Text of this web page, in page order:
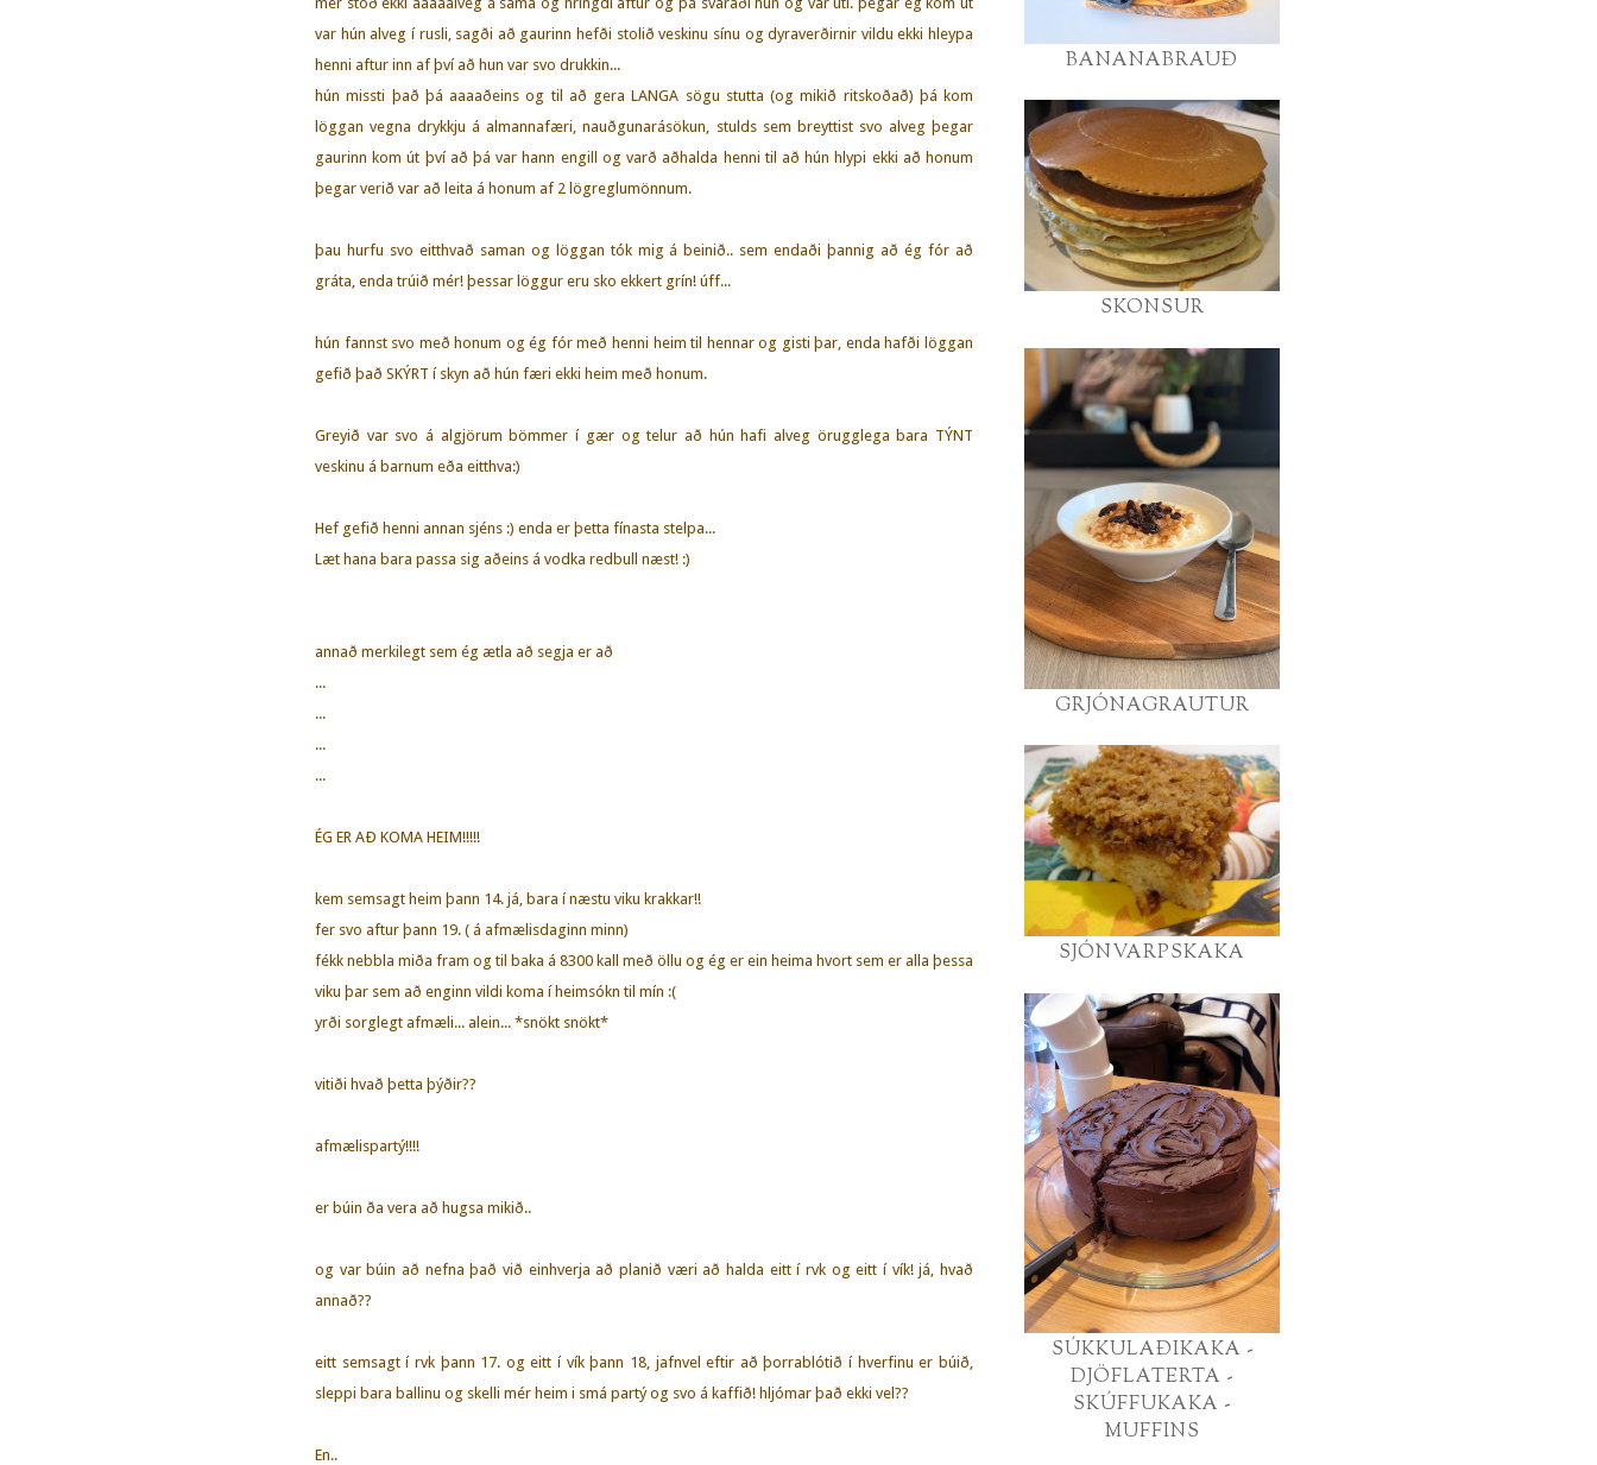
var hún alveg í rusli, sagði að gaurinn hefði stolið veskinu sínu og dyraverðirnir vildu ekki hleypa
henni aftur inn af því að hun var svo drukkin...
hún missti það þá aaaaðeins og til að gera LANGA sögu stutta (og mikið ritskoðað) þá kom
löggan vegna drykkju á almannafæri, nauðgunarásökun, stulds sem breyttist svo alveg þegar
gaurinn kom út því að þá var hann engill og varð aðhalda henni til að hún hlypi ekki að honum
þegar verið var að leita á honum af 2 lögreglumönnum.
þau hurfu svo eitthvað saman og löggan tók mig á beinið.. sem endaði þannig að ég fór að
gráta, enda trúið mér! þessar löggur eru sko ekkert grín! úff...
hún fannst svo með honum og ég fór með henni heim til hennar og gisti þar, enda hafði löggan
gefið það SKÝRT í skyn að hún færi ekki heim með honum.
Greyið var svo á algjörum bömmer í gær og telur að hún hafi alveg örugglega bara TÝNT
veskinu á barnum eða eitthva:)
Hef gefið henni annan sjéns :) enda er þetta fínasta stelpa...
Læt hana bara passa sig aðeins á vodka redbull næst! :)
annað merkilegt sem ég ætla að segja er að
...
...
...
...
ÉG ER AÐ KOMA HEIM!!!!!
kem semsagt heim þann 14. já, bara í næstu viku krakkar!!
fer svo aftur þann 19. ( á afmælisdaginn minn)
fékk nebbla miða fram og til baka á 8300 kall með öllu og ég er ein heima hvort sem er alla þessa
viku þar sem að enginn vildi koma í heimsókn til mín :(
yrði sorglegt afmæli... alein... *snökt snökt*
vitiði hvað þetta þýðir??
afmælispartý!!!!
er búin ða vera að hugsa mikið..
og var búin að nefna það við einhverja að planið væri að halda eitt í rvk og eitt í vík! já, hvað
annað??
eitt semsagt í rvk þann 17. og eitt í vík þann 18, jafnvel eftir að þorrablótið í hverfinu er búið,
sleppi bara ballinu og skelli mér heim i smá partý og svo á kaffið! hljómar það ekki vel??
En..
BANANABRAUÐ
SKONSUR
GRJÓNAGRAUTUR
SJÓNVARPSKAKA
SÚKKULAÐIKAKA -
DJÖFLATERTA -
SKÚFFUKAKA -
MUFFINS